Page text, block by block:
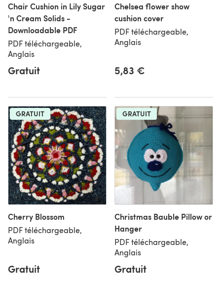
Chair Cushion in Lily Sugar
'n Cream Solids -
Downloadable PDF
PDF téléchargeable,
Anglais
Gratuit
Chelsea flower show
cushion cover
PDF téléchargeable,
Anglais
5,83 €
GRATUIT
Cherry Blossom
PDF téléchargeable,
Anglais
Gratuit
GRATUIT
Christmas Bauble Pillow or
Hanger
PDF téléchargeable,
Anglais
Gratuit